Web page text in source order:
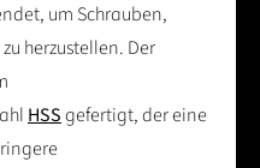
um Schrauben,
herzustellen. Der
HSSgefertigt, der eine